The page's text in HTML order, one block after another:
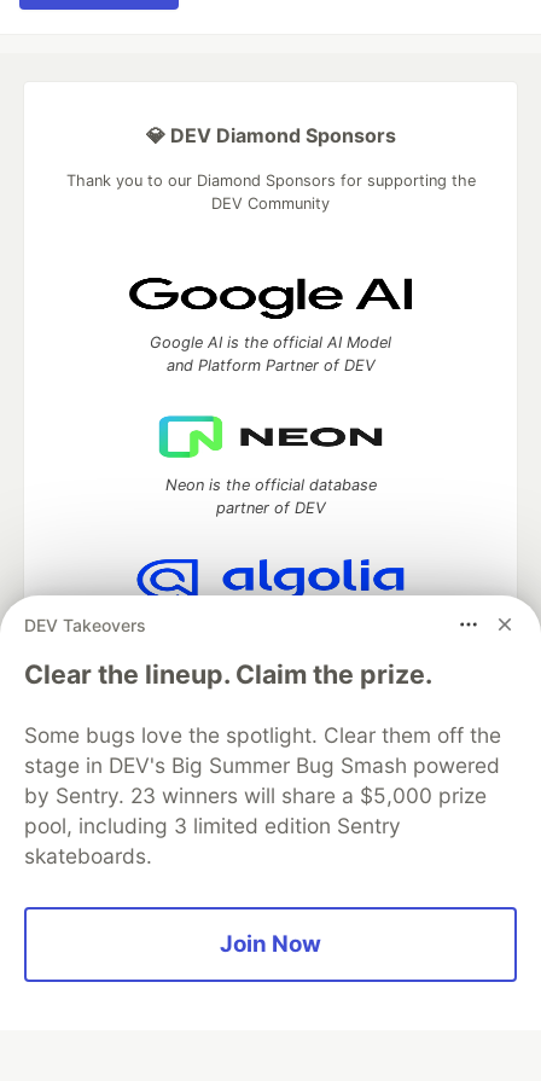
DEV Takeovers
Clear the lineup. Claim the prize.
Some bugs love the spotlight. Clear them off the
stage in DEV's Big Summer Bug Smash powered
by Sentry. 23 winners will share a $5,000 prize
pool, including 3 limited edition Sentry
skateboards.
Join Now
💎 DEV Diamond Sponsors
Thank you to our Diamond Sponsors for supporting the
DEV Community
Google AI is the official AI Model
and Platform Partner of DEV
Neon is the official database
partner of DEV
Algolia is the official search partner
DEV Community— A space to discuss and keep up software
development and manage your software career
Home
DEV Challenges DEV++
Videos
DEV Education Tracks
DEV Help
Advertise on DEV
Organization Accounts
Code of Conduct
Privacy Policy
Terms of Use
open sourcesoftware that powers